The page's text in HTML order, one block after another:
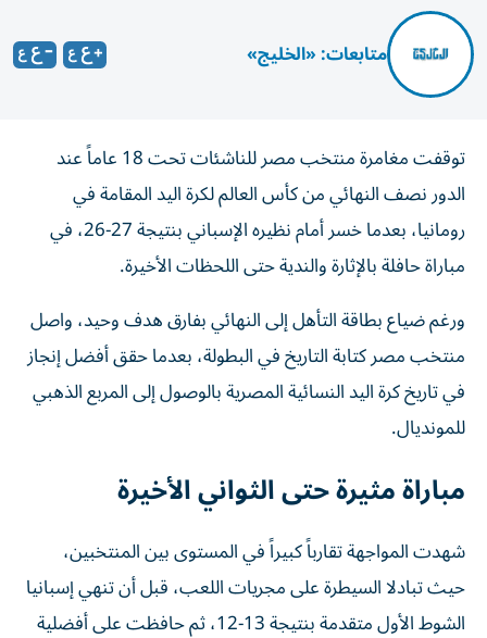
متابعات: «الخليج»
توقفت مغامرة منتخب مصر للناشئات تحت 18 عاماً عند
الدور نصف النهائي من كأس العالم لكرة اليد المقامة في
رومانيا، بعدما خسر أمام نظيره الإسباني بنتيجة 27-26، في
مباراة حافلة بالإثارة والندية حتى اللحظات الأخيرة.
ورغم ضياع بطاقة التأهل إلى النهائي بفارق هدف وحيد، واصل
منتخب مصر كتابة التاريخ في البطولة، بعدما حقق أفضل إنجاز
في تاريخ كرة اليد النسائية المصرية بالوصول إلى المربع الذهبي
للمونديال.
مباراة مثيرة حتى الثواني الأخيرة
شهدت المواجهة تقارباً كبيراً في المستوى بين المنتخبين،
حيث تبادلا السيطرة على مجريات اللعب، قبل أن تنهي إسبانيا
الشوط الأول متقدمة بنتيجة 13-12، ثم حافظت على أفضلية